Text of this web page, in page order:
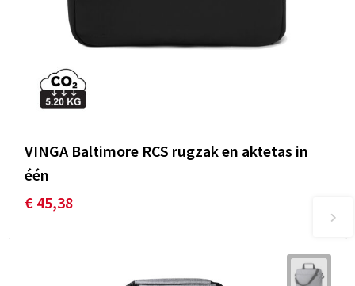
VINGA Baltimore RCS rugzak en aktetas in
één
€ 45,38